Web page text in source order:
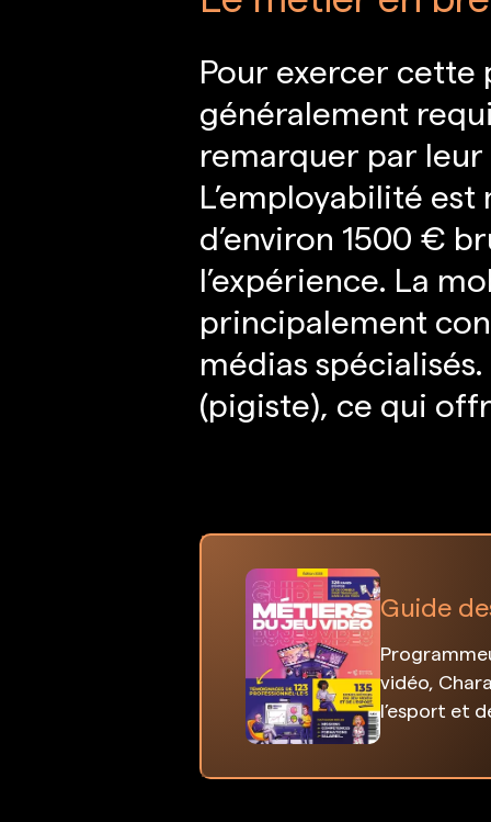
Pour exercer cette
généralement
remarquer par
L’employabilité
d’environ 1500 €
l’expérience. La
principalement
médias
(pigiste), ce qui
Guide
vidéo,
l’esport et